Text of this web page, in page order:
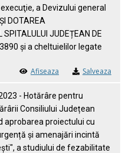
a Devizului general
DOTAREA
JUDEȚEAN DE
și a cheltuielilor legate
Afiseaza Salveaza
- Hotărâre pentru
Consiliului Județean
aprobarea proiectului cu
și amenajări incintă
a studiului de fezabilitate